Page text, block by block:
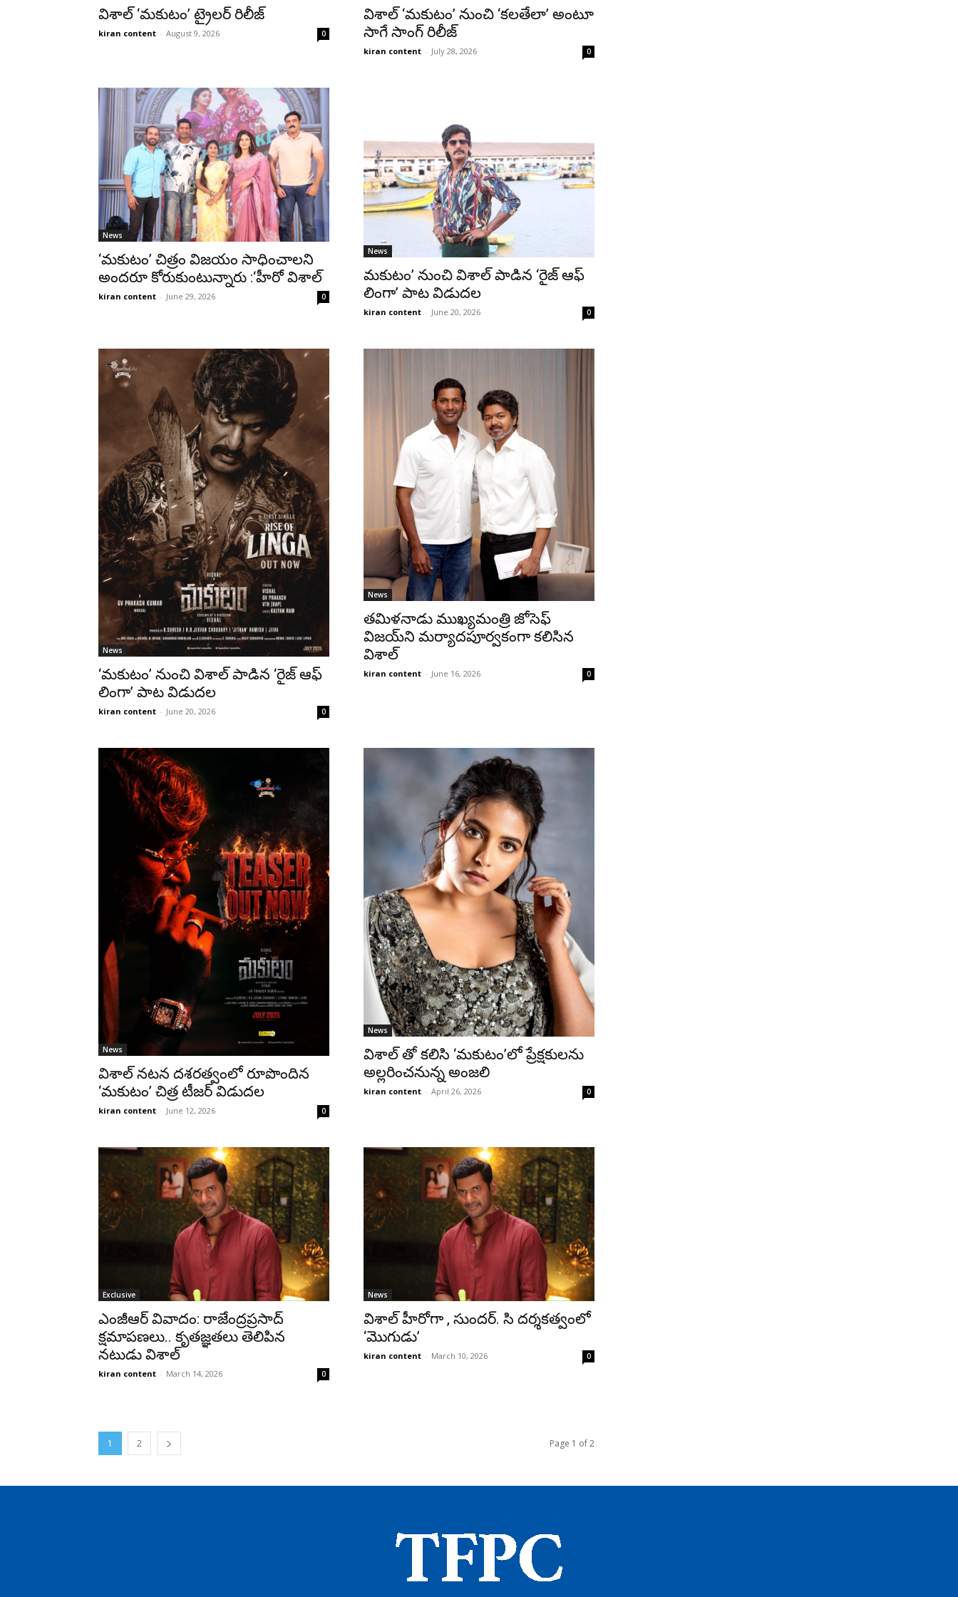
విశాల్ ‘మకుటం’ ట్రైలర్ రిలీజ్
kiran content - August 9, 2026 0
విశాల్ ‘మకుటం’ నుంచి ‘కలతేలా’ అంటూ
సాగే సాంగ్ రిలీజ్
kiran content - July 28, 2026 0
News
‘మకుటం’ చిత్రం విజయం సాధించాలని
అందరూ కోరుకుంటున్నారు :‘హీరో విశాల్
kiran content - June 29, 2026 0
News
మకుటం’ నుంచి విశాల్ పాడిన ‘రైజ్ ఆఫ్
లింగా’ పాట విడుదల
kiran content - June 20, 2026 0
News
‘మకుటం’ నుంచి విశాల్ పాడిన ‘రైజ్ ఆఫ్
లింగా’ పాట విడుదల
kiran content - June 20, 2026 0
News
తమిళనాడు ముఖ్యమంత్రి జోసెఫ్
విజయ్‌ని మర్యాదపూర్వకంగా కలిసిన
విశాల్
kiran content - June 16, 2026 0
News
విశాల్ నటన దశరత్వంలో రూపొందిన
‘మకుటం’ చిత్ర టీజర్ విడుదల
kiran content - June 12, 2026 0
News
విశాల్ తో కలిసి ‘మకుటం’లో ప్రేక్షకులను
అల్లరించనున్న అంజలి
kiran content - April 26, 2026 0
Exclusive
ఎంజీఆర్ వివాదం: రాజేంద్రప్రసాద్‌
క్షమాపణలు.. కృతజ్ఞతలు తెలిపిన
నటుడు విశాల్
kiran content - March 14, 2026 0
News
విశాల్ హీరోగా , సుందర్. సి దర్శకత్వంలో
‘మొగుడు’
kiran content - March 10, 2026 0
1 2 Page 1 of 2